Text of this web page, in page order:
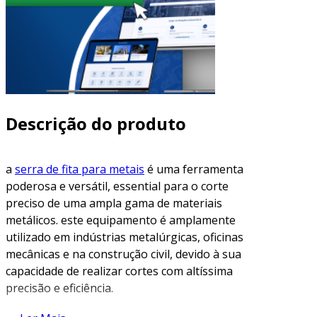
Descrição do produto
a serra de fita para metais é uma ferramenta
poderosa e versátil, essential para o corte
preciso de uma ampla gama de materiais
metálicos. este equipamento é amplamente
utilizado em indústrias metalúrgicas, oficinas
mecânicas e na construção civil, devido à sua
capacidade de realizar cortes com altíssima
precisão e eficiência.